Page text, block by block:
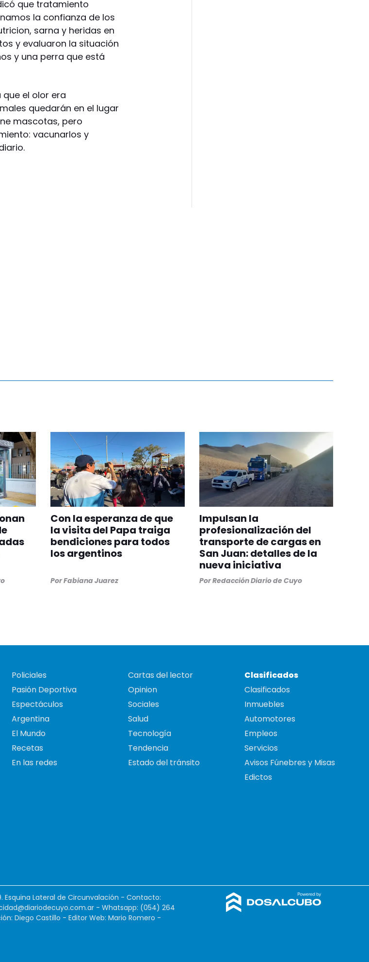
que tratamiento
la confianza de los
sarna y heridas en
y evaluaron la situación
y una perra que está
el olor era
quedarán en el lugar
mascotas, pero
vacunarlos y
Con la esperanza de que
la visita del Papa traiga
bendiciones para todos
los argentinos
PorFabiana Juarez
Impulsan la
profesionalización del
transporte de cargas en
San Juan: detalles de la
nueva iniciativa
PorRedacción Diario de Cuyo
Policiales
Pasión Deportiva
Espectáculos
Argentina
El Mundo
Recetas
En las redes
Cartas del lector
Opinion
Sociales
Salud
Tecnología
Tendencia
Estado del tránsito
Clasificados
Clasificados
Inmuebles
Automotores
Empleos
Servicios
Avisos Fúnebres y Misas
Edictos
Esquina Lateral de Circunvalación - Contacto:
- Whatsapp: (054) 264
Diego Castillo - Editor Web: Mario Romero -